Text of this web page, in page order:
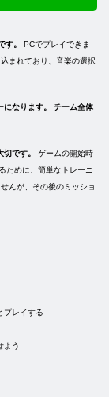
。
PCでプレイできま
まれており、音楽の選択
になります。 チーム全体
です。
ゲームの開始時
ために、簡単なトレーニ
んが、その後のミッショ
プレイする
よう